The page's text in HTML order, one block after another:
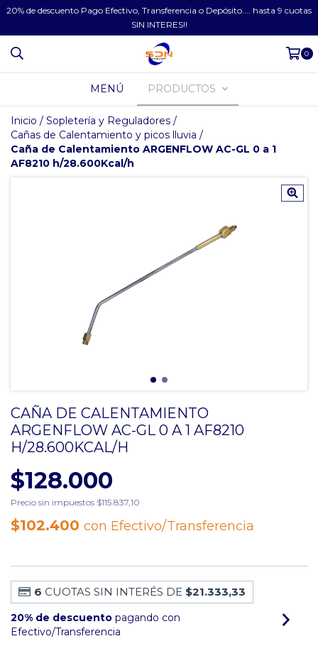
20% de descuento Pago Efectivo, Transferencia o Depósito.... hasta 9 cuotas
SIN INTERES!!
0
MENÚ PRODUCTOS
Inicio / Sopletería y Reguladores /
Cañas de Calentamiento y picos lluvia /
Caña de Calentamiento ARGENFLOW AC-GL 0 a 1
AF8210 h/28.600Kcal/h
CAÑA DE CALENTAMIENTO
ARGENFLOW AC-GL 0 A 1 AF8210
H/28.600KCAL/H
$128.000
Precio sin impuestos $115.837,10
$102.400 con Efectivo/Transferencia
6 CUOTAS SIN INTERÉS DE $21.333,33
20% de descuento pagando con
Efectivo/Transferencia